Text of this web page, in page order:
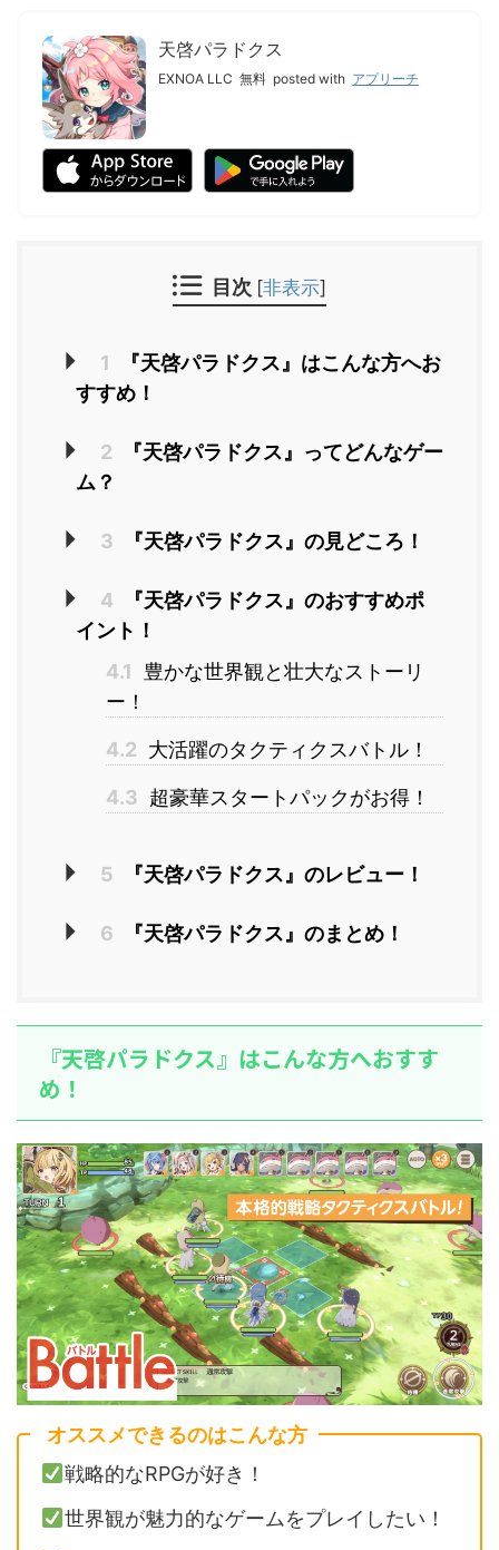
天啓パラドクス
EXNOA LLC 無料 posted with アプリーチ
目次 [非表示]
1
『天啓パラドクス』はこんな方へお
すすめ！
2
『天啓パラドクス』ってどんなゲー
ム？
3 『天啓パラドクス』の見どころ！
4
『天啓パラドクス』のおすすめポ
イント！
4.1
豊かな世界観と壮大なストーリ
ー！
4.2 大活躍のタクティクスバトル！
4.3 超豪華スタートパックがお得！
5 『天啓パラドクス』のレビュー！
6 『天啓パラドクス』のまとめ！
『天啓パラドクス』はこんな方へおすす
め！
オススメできるのはこんな方
戦略的なRPGが好き！
世界観が魅力的なゲームをプレイしたい！